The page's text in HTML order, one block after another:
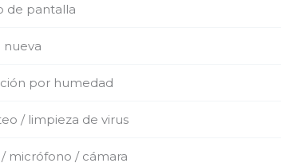
de pantalla
nueva
por humedad
/ limpieza de virus
micrófono / cámara